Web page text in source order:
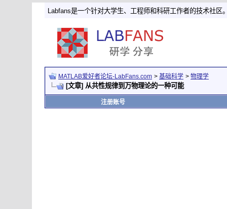
Labfans是一个针对大学生、工程师和科研工作者的技术社区
MATLAB爱好者论坛-LabFans.com > 基础科学 > 物理学
[文章] 从共性规律到万物理论的一种可能
注册账号